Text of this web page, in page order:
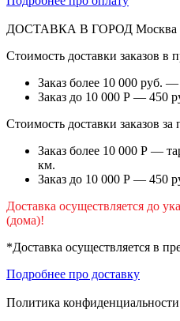
ДОСТАВКА В ГОРОД Москва
Стоимость доставки заказов
Заказ более 10 000 руб. —
Заказ до 10 000 Р — 450
Стоимость доставки заказов
Заказ более 10 000 Р —
км.
Заказ до 10 000 Р — 450
Доставка осуществляется до
(дома)!
*Доставка осуществляется в
Подробнее про доставку
Политика конфиденциальности